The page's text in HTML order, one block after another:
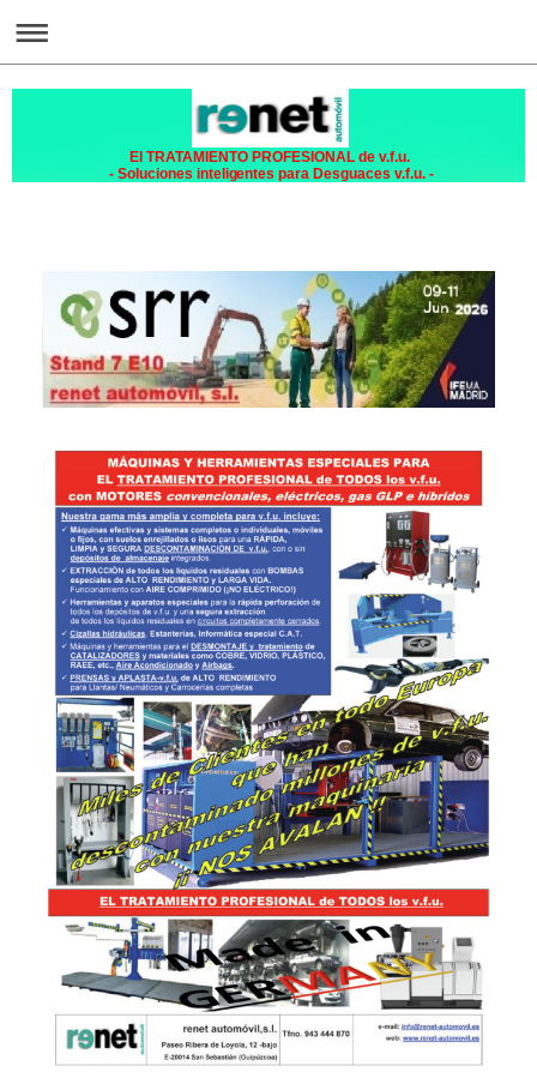
El TRATAMIENTO PROFESIONAL de v.f.u.
- Soluciones inteligentes para Desguaces v.f.u. -